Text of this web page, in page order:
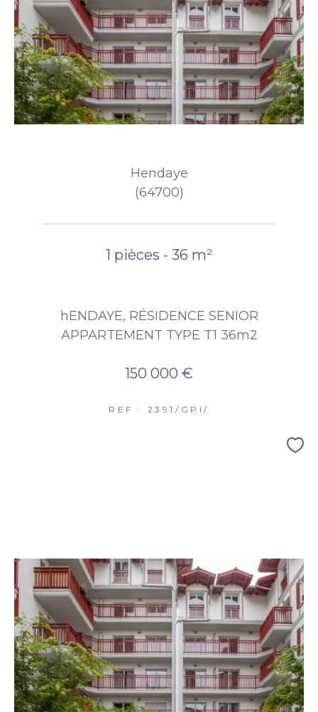
Hendaye
(64700)
1 pièces - 36 m²
hENDAYE, RÉSIDENCE SENIOR
APPARTEMENT TYPE T1 36m2
150 000 €
REF : 2391/GPI/